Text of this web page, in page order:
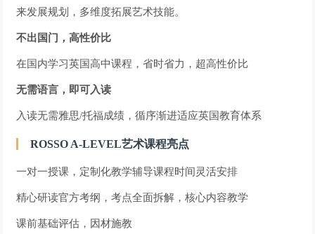
来发展规划，多维度拓展艺术技能。
不出国门，高性价比
在国内学习英国高中课程，省时省力，超高性价比
无需语言，即可入读
入读无需雅思/托福成绩，循序渐进适应英国教育体系
ROSSO A-LEVEL艺术课程亮点
一对一授课，定制化教学辅导课程时间灵活安排
精心研读官方考纲，考点全面拆解，核心内容教学
课前基础评估，因材施教